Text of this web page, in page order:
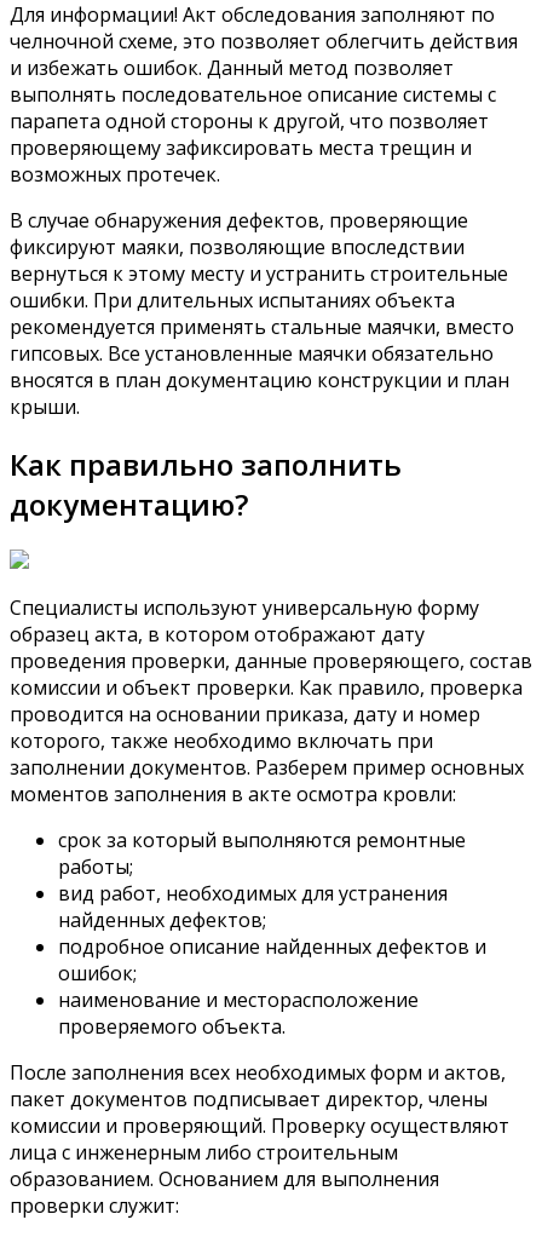
Для информации! Акт обследования заполняют по
челночной схеме, это позволяет облегчить действия
и избежать ошибок. Данный метод позволяет
выполнять последовательное описание системы с
парапета одной стороны к другой, что позволяет
проверяющему зафиксировать места трещин и
возможных протечек.
В случае обнаружения дефектов, проверяющие
фиксируют маяки, позволяющие впоследствии
вернуться к этому месту и устранить строительные
ошибки. При длительных испытаниях объекта
рекомендуется применять стальные маячки, вместо
гипсовых. Все установленные маячки обязательно
вносятся в план документацию конструкции и план
крыши.
Как правильно заполнить
документацию?
Специалисты используют универсальную форму
образец акта, в котором отображают дату
проведения проверки, данные проверяющего, состав
комиссии и объект проверки. Как правило, проверка
проводится на основании приказа, дату и номер
которого, также необходимо включать при
заполнении документов. Разберем пример основных
моментов заполнения в акте осмотра кровли:
срок за который выполняются ремонтные
работы;
вид работ, необходимых для устранения
найденных дефектов;
подробное описание найденных дефектов и
ошибок;
наименование и месторасположение
проверяемого объекта.
После заполнения всех необходимых форм и актов,
пакет документов подписывает директор, члены
комиссии и проверяющий. Проверку осуществляют
лица с инженерным либо строительным
образованием. Основанием для выполнения
проверки служит: